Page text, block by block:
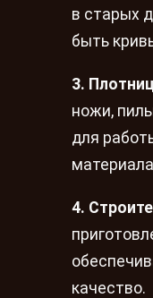
в старых
быть
3.
ножи,
для
4.
качество.